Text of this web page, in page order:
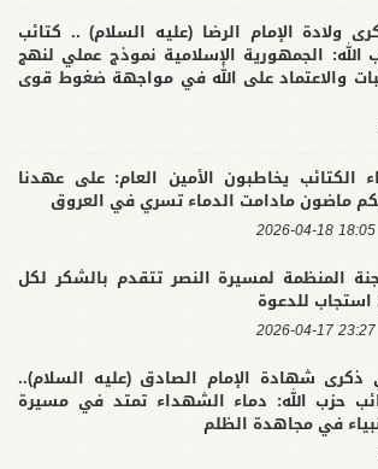
ولادة الإمام الرضا (عليه السلام) .. كتائب
الله: الجمهورية الإسلامية نموذج عملي لنهج
والاعتماد على الله في مواجهة ضغوط قوى
الكتائب يخاطبون الأمين العام: على عهدنا
ماضون مادامت الدماء تسري في العروق
18:05 2026-04-18
المنظمة لمسيرة النصر تتقدم بالشكر لكل
للدعوة
23:27 2026-04-17
شهادة الإمام الصادق (عليه السلام)..
حزب الله: دماء الشهداء تمتد في مسيرة
في مجاهدة الظلم